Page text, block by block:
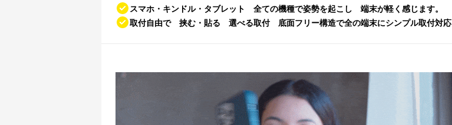
スマホ・キンドル・タブレット 全ての機種で姿勢を起こし 端末が軽く感じます。
取付自由で 挟む・貼る 選べる取付 底面フリー構造で全の端末にシンプル取付対応